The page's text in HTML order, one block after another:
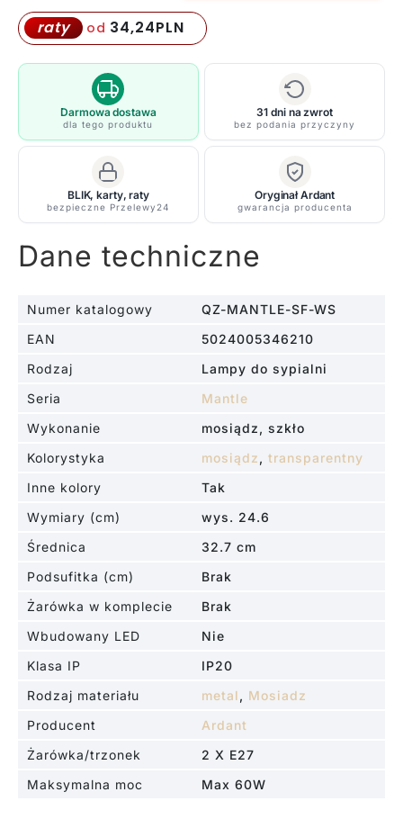
sufitowa
Mantle
-
mosiądz,
transparentny
-
QZ/MANTLE/SF
raty od 34,24PLN
Darmowa dostawa
dla tego produktu
31 dni na zwrot
bez podania przyczyny
BLIK, karty, raty
bezpieczne Przelewy24
Oryginał Ardant
gwarancja producenta
Dane techniczne
Numer katalogowy
QZ-MANTLE-SF-WS
EAN
5024005346210
Rodzaj
Lampy do sypialni
Seria
Mantle
Wykonanie
mosiądz, szkło
Kolorystyka
mosiądz , transparentny
Inne kolory
Tak
Wymiary (cm)
wys. 24.6
Średnica
32.7 cm
Podsufitka (cm)
Brak
Żarówka w komplecie
Brak
Wbudowany LED
Nie
Klasa IP
IP20
Rodzaj materiału
metal , Mosiadz
Producent
Ardant
Żarówka/trzonek
2 X E27
Maksymalna moc
Max 60W